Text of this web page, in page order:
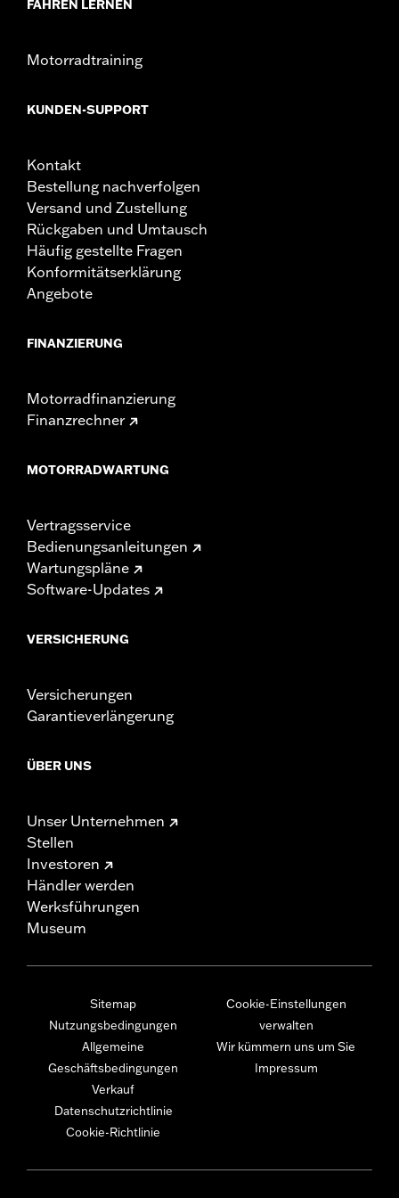
Kombinationen von Spiegeln und Lenkern testen und
oder Lenker und vor Einsatz des Motorrads überprüft
FAHREN LERNEN
Motorradtraining
KUNDEN-SUPPORT
Kontakt
Bestellung nachverfolgen
Versand und Zustellung
Rückgaben und Umtausch
Häufig gestellte Fragen
Konformitätserklärung
Angebote
FINANZIERUNG
Motorradfinanzierung
Finanzrechner
MOTORRADWARTUNG
Vertragsservice
Bedienungsanleitungen
Wartungspläne
Software-Updates
VERSICHERUNG
Versicherungen
Garantieverlängerung
ÜBER UNS
Unser Unternehmen
Stellen
Investoren
Händler werden
Werksführungen
Museum
Sitemap
Nutzungsbedingungen
Allgemeine
Geschäftsbedingungen
Verkauf
Datenschutzrichtlinie
Cookie-Richtlinie
Cookie-Einstellungen
verwalten
Wir kümmern uns um Sie
Impressum